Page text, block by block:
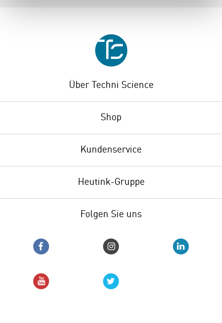
Über Techni Science
Shop
Kundenservice
Heutink-Gruppe
Folgen Sie uns